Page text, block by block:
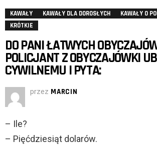
KAWAŁY KAWAŁY DLA DOROSŁYCH
KAWAŁY O
KRÓTKIE
DO PANI ŁATWYCH
POLICJANT Z OBYCZAJÓWKI
CYWILNEMU I PYTA:
przez MARCIN
– Ile?
– Pięćdziesiąt dolarów.